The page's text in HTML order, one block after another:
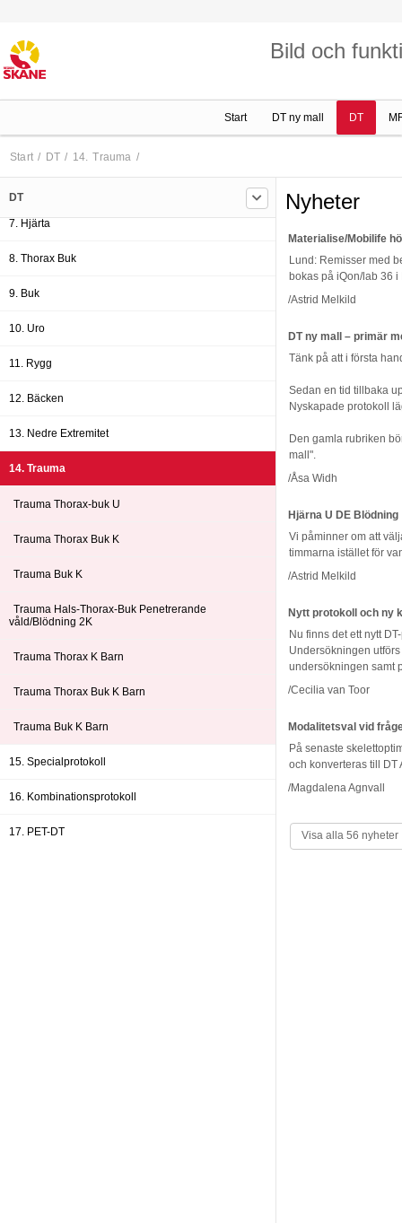
Bild och
Start DT ny mall DT
Start / DT / 14. Trauma /
DT
2. Odontologi
5. Aorta
7. Hjärta
8. Thorax Buk
9. Buk
10. Uro
11. Rygg
12. Bäcken
13. Nedre Extremitet
14. Trauma
Trauma Thorax-buk U
Trauma Thorax Buk K
Trauma Buk K
Trauma Hals-Thorax-Buk Penetrerande
våld/Blödning 2K
Trauma Thorax K Barn
Trauma Thorax Buk K Barn
Trauma Buk K Barn
15. Specialprotokoll
16. Kombinationsprotokoll
17. PET-DT
Nyheter
Materialise/Mobilife
Lund: Remisser med
bokas på iQon/lab 36
/Astrid Melkild
DT ny mall – primär
Tänk på att i första
Sedan en tid tillbaka
Nyskapade protokoll
Den gamla rubriken
mall".
/Åsa Widh
Hjärna U DE Blödning
Vi påminner om att
timmarna istället för
/Astrid Melkild
Nytt protokoll och ny
Nu finns det ett nytt
Undersökningen
undersökningen samt
/Cecilia van Toor
Modalitetsval vid
På senaste
och konverteras till
/Magdalena Agnvall
Visa alla 56 nyheter